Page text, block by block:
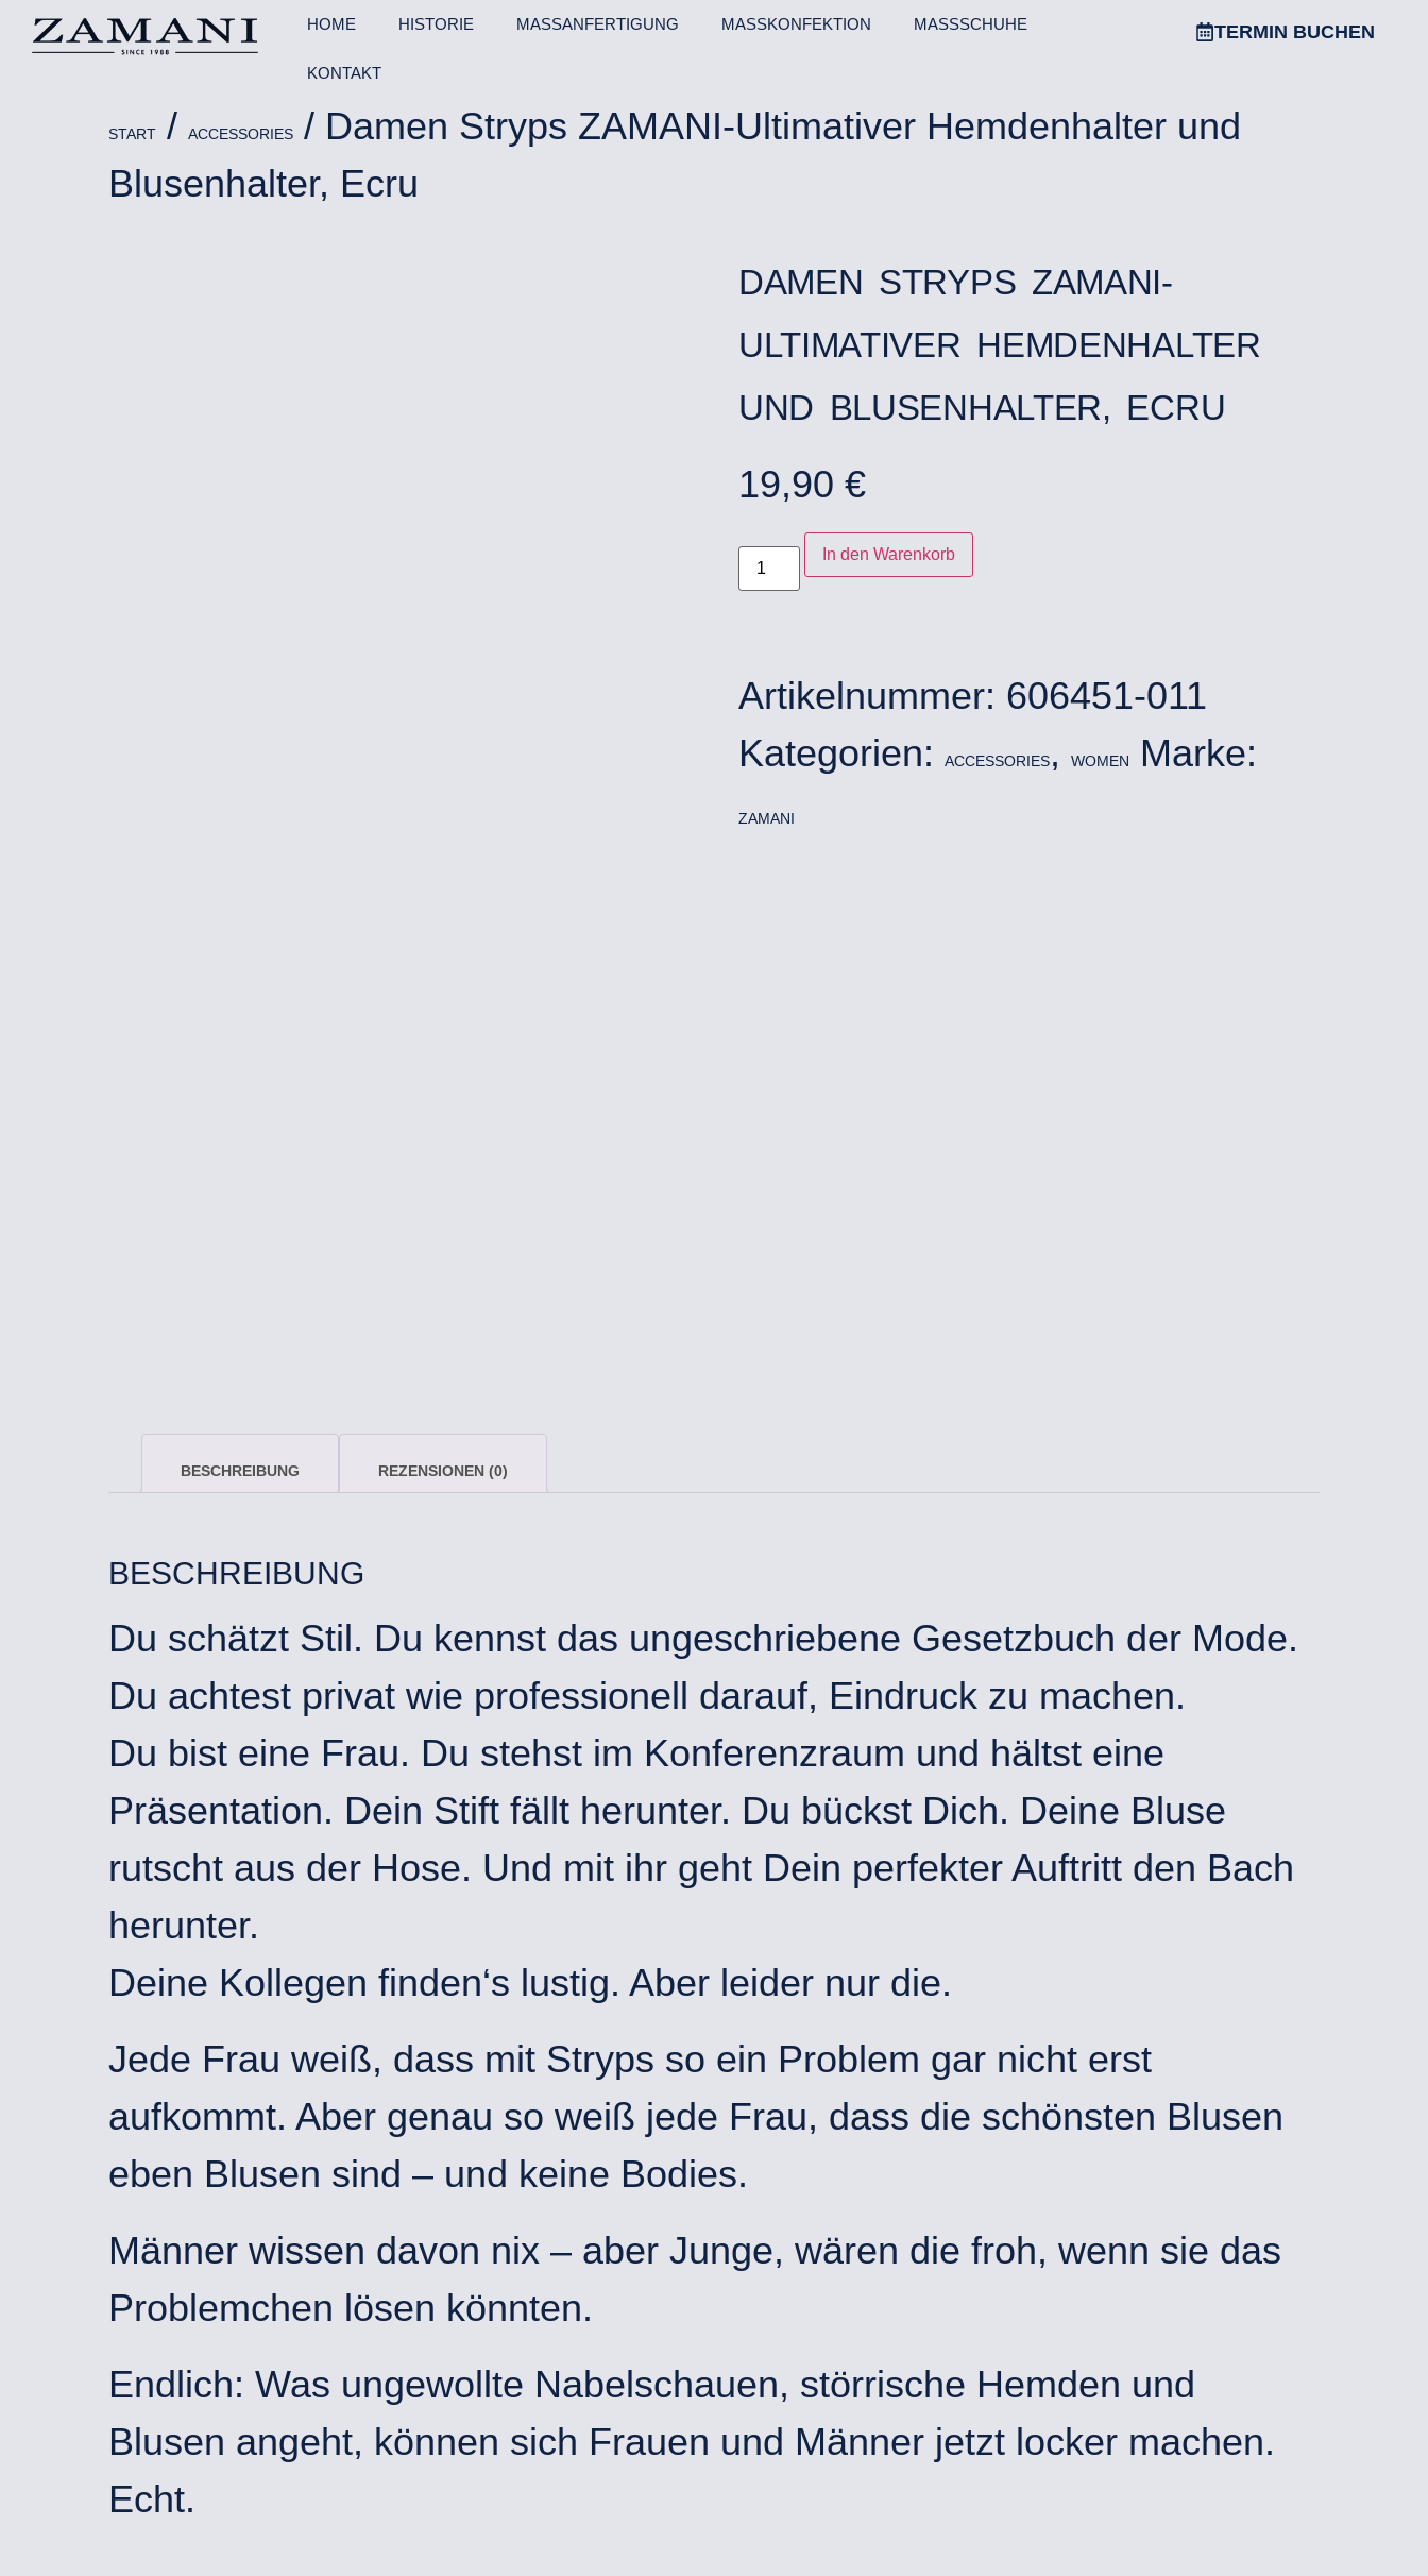
HOME HISTORIE MASSANFERTIGUNG MASSKONFEKTION MASSSCHUHE
KONTAKT
TERMIN BUCHEN
START / ACCESSORIES
/ Damen Stryps ZAMANI-Ultimativer Hemdenhalter und
Blusenhalter, Ecru
DAMEN STRYPS ZAMANI-
ULTIMATIVER HEMDENHALTER
UND BLUSENHALTER, ECRU
19,90 €
In den Warenkorb
Artikelnummer: 606451-011
Kategorien:
ACCESSORIES, WOMEN Marke:
ZAMANI
BESCHREIBUNG REZENSIONEN (0)
BESCHREIBUNG
Du schätzt Stil. Du kennst das ungeschriebene Gesetzbuch der Mode.
Du achtest privat wie professionell darauf, Eindruck zu machen.
Du bist eine Frau. Du stehst im Konferenzraum und hältst eine
Präsentation. Dein Stift fällt herunter. Du bückst Dich. Deine Bluse
rutscht aus der Hose. Und mit ihr geht Dein perfekter Auftritt den Bach
herunter.
Deine Kollegen finden‘s lustig. Aber leider nur die.
Jede Frau weiß, dass mit Stryps so ein Problem gar nicht erst
aufkommt. Aber genau so weiß jede Frau, dass die schönsten Blusen
eben Blusen sind – und keine Bodies.
Männer wissen davon nix – aber Junge, wären die froh, wenn sie das
Problemchen lösen könnten.
Endlich: Was ungewollte Nabelschauen, störrische Hemden und
Blusen angeht, können sich Frauen und Männer jetzt locker machen.
Echt.